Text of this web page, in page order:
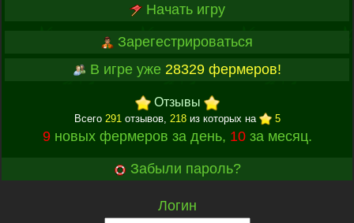
Начать игру
Зарегестрироваться
В игре уже 28329 фермеров!
Отзывы
Всего 291 отзывов, 218из которых на 5
9новых фермеров за день, 10за месяц.
Забыли пароль?
Логин